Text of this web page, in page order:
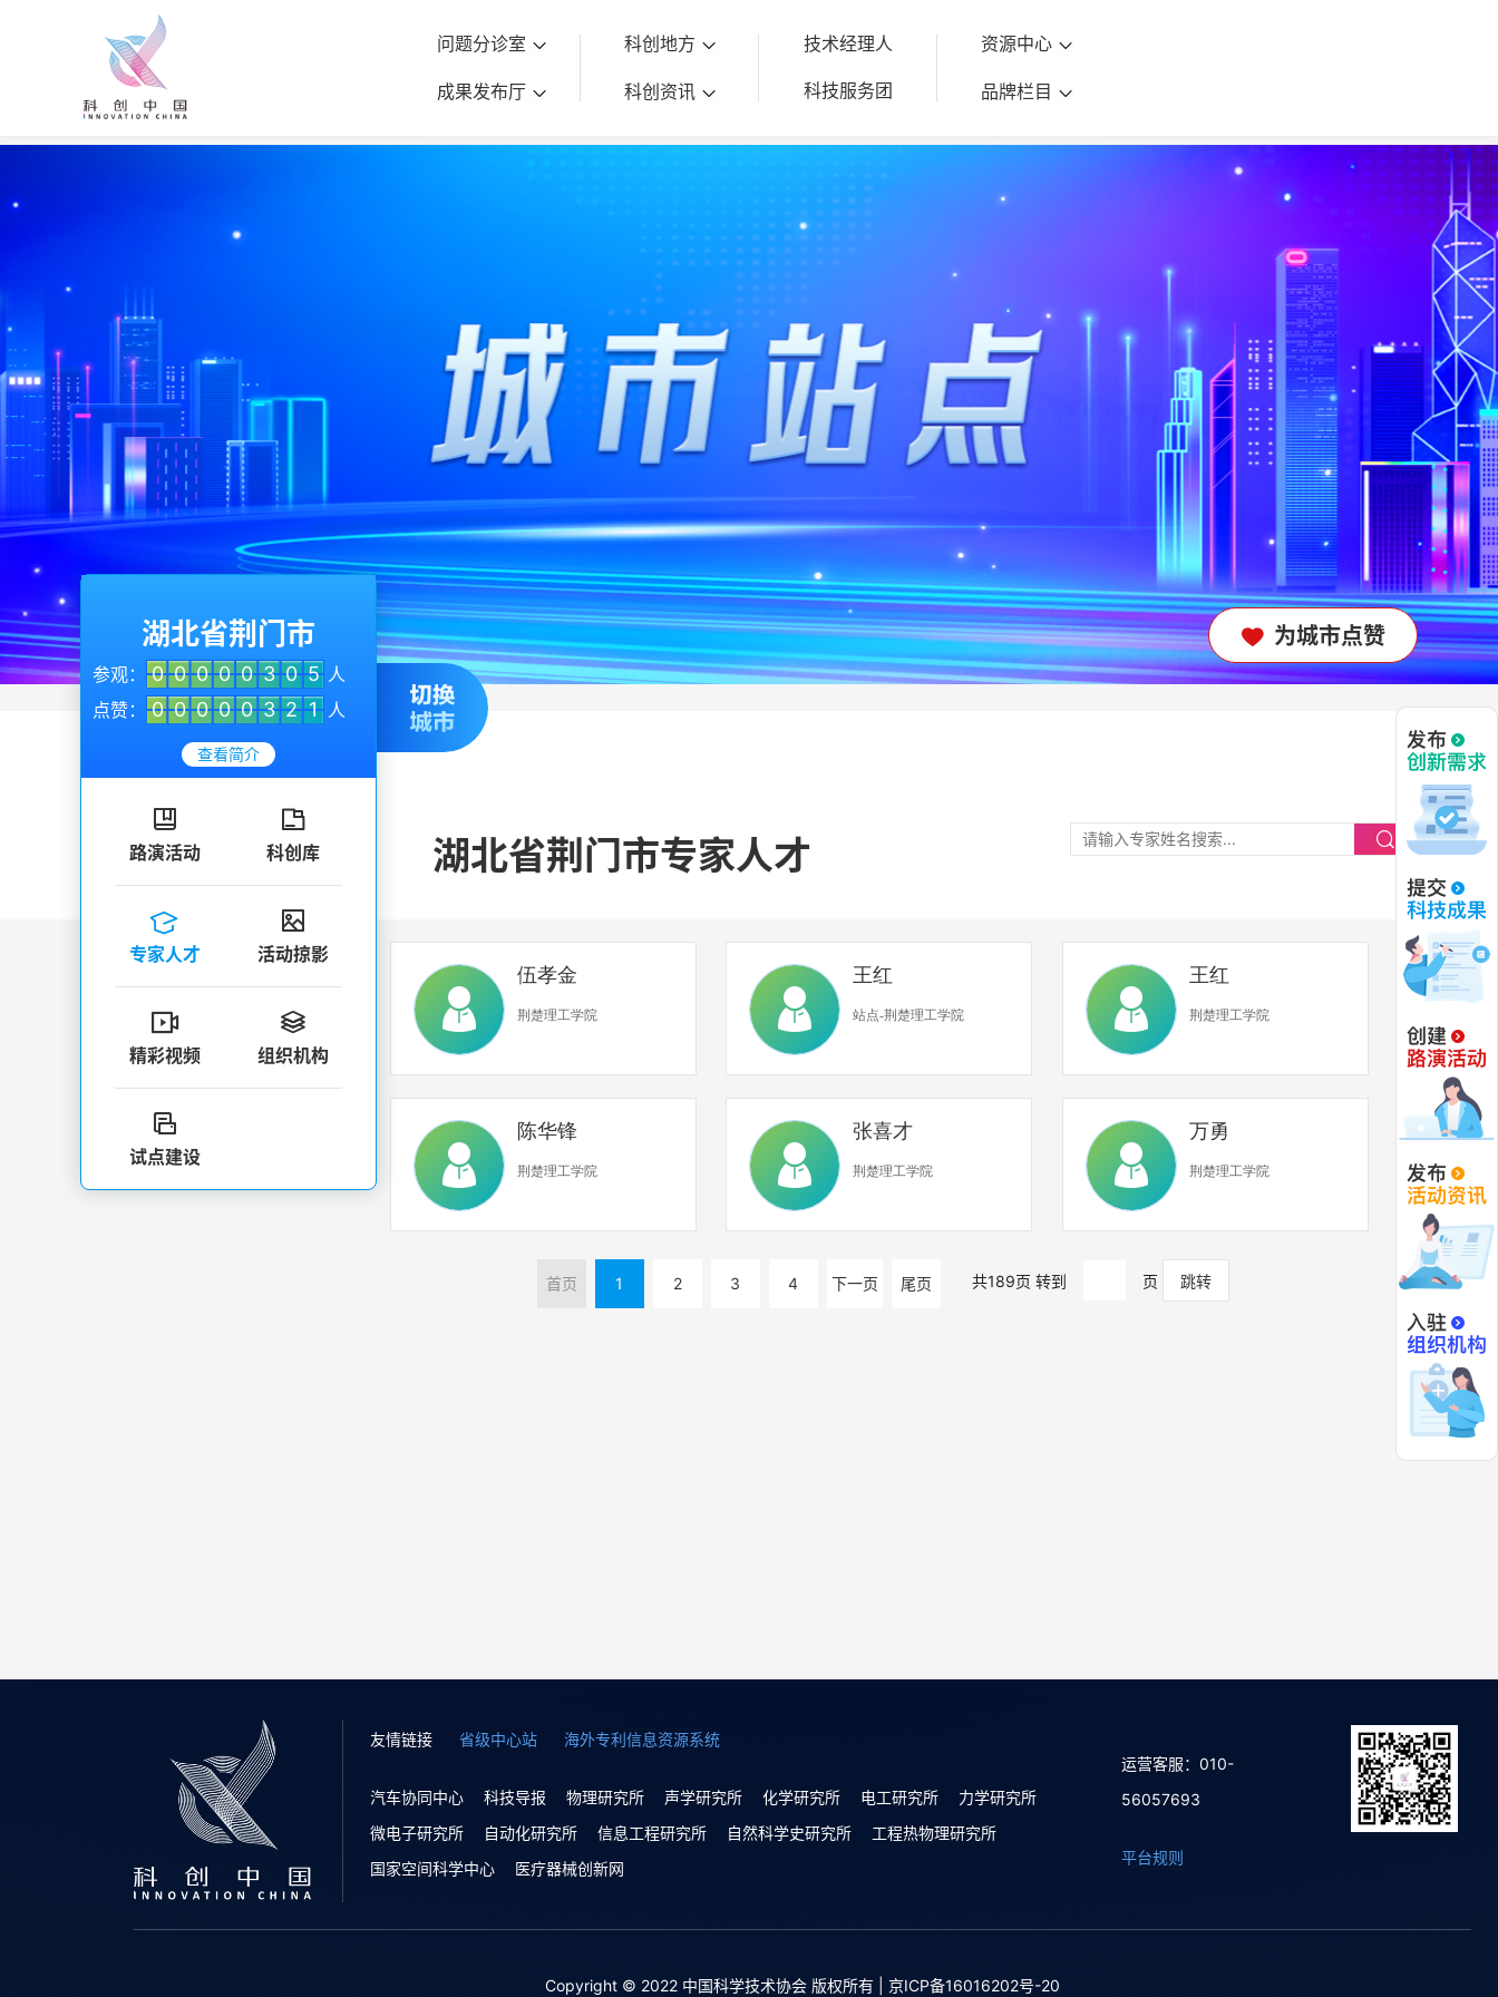
问题分诊室
成果发布厅
科创地方
科创资讯
技术经理人
科技服务团
资源中心
品牌栏目

湖北省荆门市专家人才
湖北省荆门市
参观： 0 0 0 0 0 3 0 5 人
点赞：
0 0 0 0 0 3 2 1 人
查看简介

路演活动

科创库

专家人才

活动掠影

精彩视频

组织机构

试点建设
伍孝金
荆楚理工学院
王红
站点-荆楚理工学院
王红
荆楚理工学院
陈华锋
荆楚理工学院
张喜才
荆楚理工学院
万勇
荆楚理工学院
首页 1 2 3 4 下一页 尾页 共189页 转到 页
 为城市点赞
友情链接 省级中心站 海外专利信息资源系统
汽车协同中心 科技导报 物理研究所 声学研究所 化学研究所 电工研究所
力学研究所
微电子研究所
自动化研究所 信息工程研究所 自然科学史研究所
工程热物理研究所
国家空间科学中心
医疗器械创新网
运营客服：010-
56057693
平台规则
Copyright © 2022 中国科学技术协会 版权所有 | 京ICP备16016202号-20